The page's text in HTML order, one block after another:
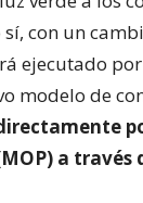
sí, con un
ejecutado
modelo de
a través